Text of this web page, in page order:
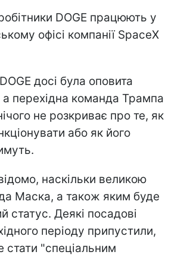
DOGE працюють у
офісі компанії SpaceX
досі була оповита
перехідна команда Трампа
не розкриває про те, як
або як його
наскільки великою
Маска, а також яким буде
статус. Деякі посадові
періоду припустили,
стати "спеціальним